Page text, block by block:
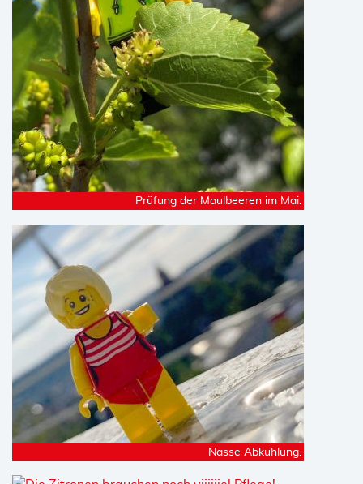
Prüfung der Maulbeeren im Mai.
Nasse Abkühlung.